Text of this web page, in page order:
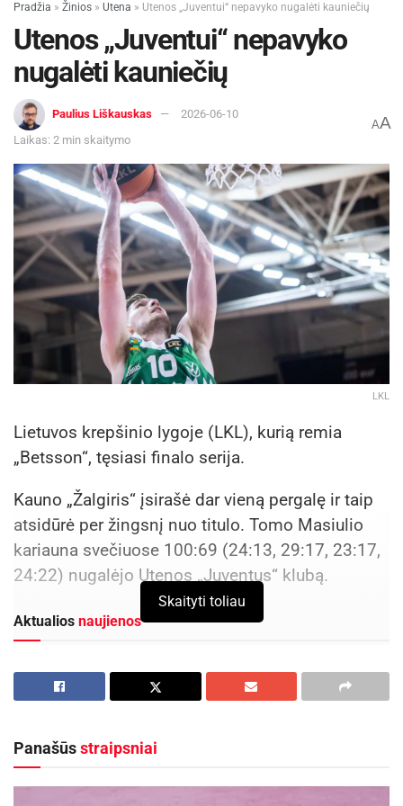
Pradžia » Žinios » Utena » Utenos „Juventui“ nepavyko nugalėti kauniečių
Utenos „Juventui“ nepavyko
nugalėti kauniečių
Paulius Liškauskas
2026-06-10
Laikas: 2 min skaitymo
AA
LKL
Lietuvos krepšinio lygoje (LKL), kurią remia
„Betsson“, tęsiasi finalo serija.
Kauno „Žalgiris“ įsirašė dar vieną pergalę ir taip
atsidūrė per žingsnį nuo titulo. Tomo Masiulio
kariauna svečiuose 100:69 (24:13, 29:17, 23:17,
24:22) nugalėjo Utenos „Juventus“ klubą.
Aktualios naujienos
rinksis Zarasuose
Kupiškio mariose vyks Baltijos vandens
motociklų čempionato finalas
Skaityti toliau
Panašūsstraipsniai